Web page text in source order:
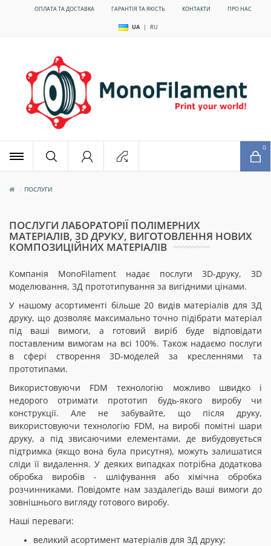
ОПЛАТА ТА ДОСТАВКА ГАРАНТІЯ ТА ЯКІСТЬ КОНТАКТИ ПРО НАС
UA | RU
0
ПОСЛУГИ
ПОСЛУГИ ЛАБОРАТОРІЇ ПОЛІМЕРНИХ
МАТЕРІАЛІВ, 3D ДРУКУ, ВИГОТОВЛЕННЯ НОВИХ
КОМПОЗИЦІЙНИХ МАТЕРІАЛІВ
Компанія MonoFilament надає послуги 3D-друку, 3D
моделювання, 3Д прототипування за вигідними цінами.
У нашому асортименті більше 20 видів матеріалів для 3Д
друку, що дозволяє максимально точно підібрати матеріал
під ваші вимоги, а готовий виріб буде відповідати
поставленим вимогам на всі 100%. Також надаємо послуги
в сфері створення 3D-моделей за кресленнями та
прототипами.
Використовуючи FDM технологію можливо швидко і
недорого отримати прототип будь-якого виробу чи
конструкції. Але не забувайте, що після друку,
використовуючи технологію FDM, на виробі помітні шари
друку, а під звисаючими елементами, де вибудовується
підтримка (якщо вона була присутня), можуть залишатися
сліди її видалення. У деяких випадках потрібна додаткова
обробка виробів - шліфування або хімічна обробка
розчинниками. Повідомте нам заздалегідь ваші вимоги до
зовнішнього вигляду готового виробу.
Наші переваги:
великий асортимент матеріалів для 3Д друку;